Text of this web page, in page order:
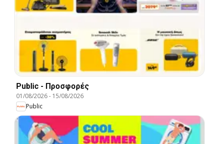
Public - Προσφορές
01/08/2026- 15/08/2026
Public